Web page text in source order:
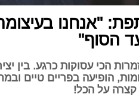
"אנחנו
הסוף"
הכי עסוקות כרגע. בין
הופיעה בפריים טיים
על הכל!